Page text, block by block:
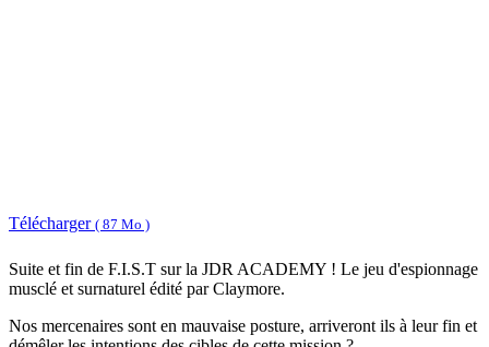
Télécharger ( 87 Mo )
Suite et fin de F.I.S.T sur la JDR ACADEMY ! Le jeu d'espionnage
musclé et surnaturel édité par Claymore.
Nos mercenaires sont en mauvaise posture, arriveront ils à leur fin et